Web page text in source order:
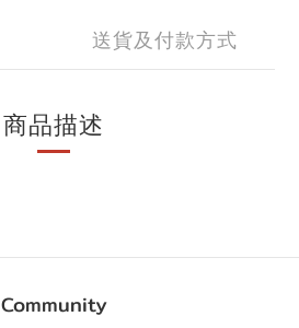
送貨及付款方式
商品描述
Community